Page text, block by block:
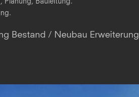
Bestand / Neubau Erweiterung